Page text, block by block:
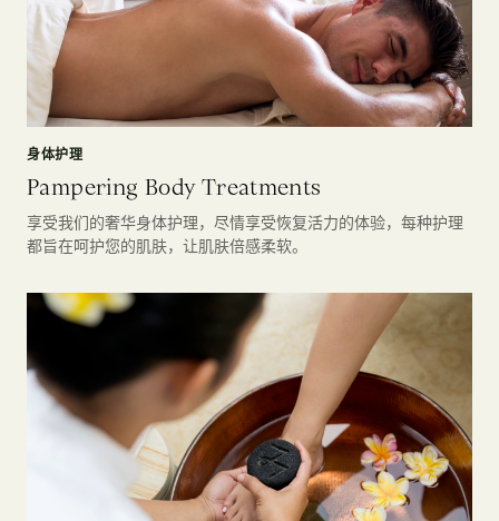
身体护理
Pampering Body Treatments
享受我们的奢华身体护理，尽情享受恢复活力的体验，每种护理
都旨在呵护您的肌肤，让肌肤倍感柔软。